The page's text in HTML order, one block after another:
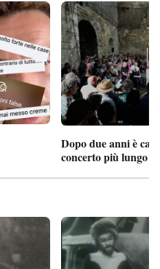
Dopo due anni è
concerto più lungo